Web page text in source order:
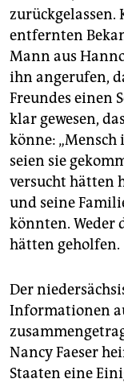
entfernten
Mann aus
ihn angerufen,
Freundes einen
klar gewesen,
könne:
seien sie
versucht hätten
und seine
könnten. Weder
hätten geholfen.
Der
Informationen
Nancy Faeser
Staaten eine